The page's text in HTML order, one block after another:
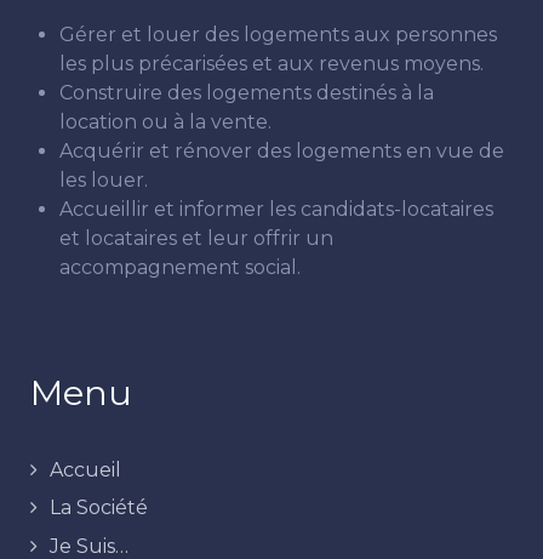
Gérer et louer des logements aux personnes
les plus précarisées et aux revenus moyens.
Construire des logements destinés à la
location ou à la vente.
Acquérir et rénover des logements en vue de
les louer.
Accueillir et informer les candidats-locataires
et locataires et leur offrir un
accompagnement social.
Menu
Accueil
La Société
Je Suis…